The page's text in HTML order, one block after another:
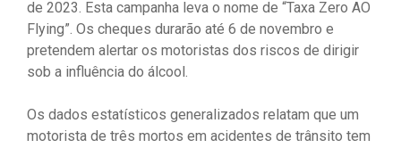
de 2023. Esta campanha leva o nome de “Taxa Zero AO
Flying”. Os cheques durarão até 6 de novembro e
pretendem alertar os motoristas dos riscos de dirigir
sob a influência do álcool.
Os dados estatísticos generalizados relatam que um
motorista de três mortos em acidentes de trânsito tem